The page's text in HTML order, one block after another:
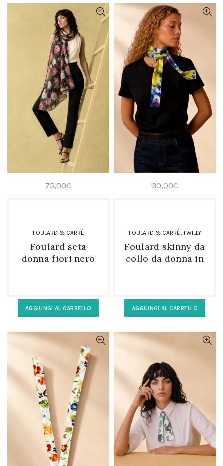
75,00€
FOULARD & CARRÈ
Foulard seta
donna fiori nero
AGGIUNGI AL CARRELLO
30,00€
FOULARD & CARRÈ,TWILLY
Foulard skinny da
collo da donna in
AGGIUNGI AL CARRELLO